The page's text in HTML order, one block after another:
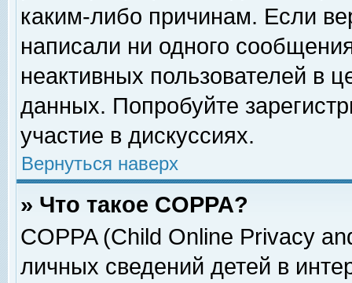
каким-либо причинам. Если
написали ни одного
неактивных пользователей в
данных. Попробуйте
участие в дискуссиях.
Вернуться наверх
» Что такое COPPA?
COPPA (Child Online Privacy
личных сведений детей в